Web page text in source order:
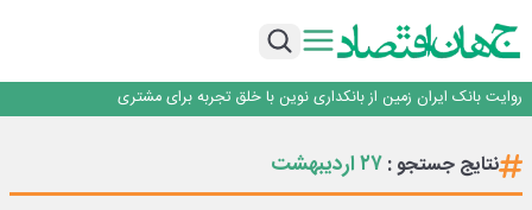
اجرای برنامه تحول بانک با تمرکز بر منابع پایدار، درآمدهای کارمزدی و بازسازی اعتماد
داد
روایت بانک ایران زمین از بانکداری نوین با خلق تجربه برای مشتری
سرپرست اداره کل روابط عمومی بیمه مرکزی منصوب شد
اجرای برنامه تحول بانک با تمرکز بر منابع پایدار، درآمدهای کارمزدی و بازسازی اعتماد
نتایج جستجو :۲۷ ارديبهشت